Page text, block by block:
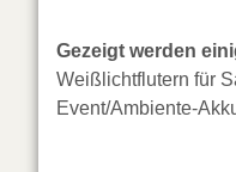
Gezeigt werden
Weißlichtflutern für
Event/Ambiente-